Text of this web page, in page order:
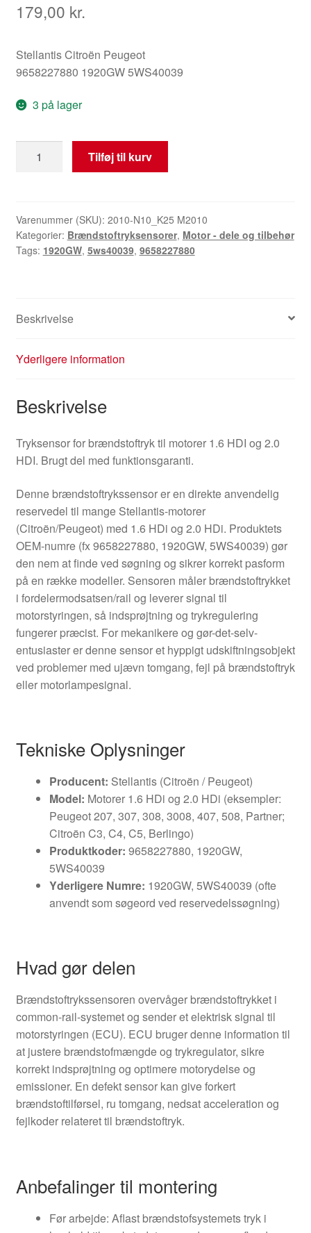
179,00 kr.
Stellantis Citroën Peugeot
9658227880 1920GW 5WS40039
3 på lager
Brændstoftryksensor
1920GW
antal
Tilføj til kurv
Varenummer (SKU): 2010-N10_K25 M2010
Kategorier: Brændstoftryksensorer, Motor - dele og tilbehør
Tags: 1920GW, 5ws40039, 9658227880
Beskrivelse
Yderligere information
Beskrivelse
Tryksensor for brændstoftryk til motorer 1.6 HDI og 2.0
HDI. Brugt del med funktionsgaranti.
Denne brændstoftrykssensor er en direkte anvendelig
reservedel til mange Stellantis-motorer
(Citroën/Peugeot) med 1.6 HDi og 2.0 HDi. Produktets
OEM-numre (fx 9658227880, 1920GW, 5WS40039) gør
den nem at finde ved søgning og sikrer korrekt pasform
på en række modeller. Sensoren måler brændstoftrykket
i fordelermodsatsen/rail og leverer signal til
motorstyringen, så indsprøjtning og trykregulering
fungerer præcist. For mekanikere og gør-det-selv-
entusiaster er denne sensor et hyppigt udskiftningsobjekt
ved problemer med ujævn tomgang, fejl på brændstoftryk
eller motorlampesignal.
Tekniske Oplysninger
Producent: Stellantis (Citroën / Peugeot)
Model: Motorer 1.6 HDi og 2.0 HDi (eksempler:
Peugeot 207, 307, 308, 3008, 407, 508, Partner;
Citroën C3, C4, C5, Berlingo)
Produktkoder: 9658227880, 1920GW,
5WS40039
Yderligere Numre: 1920GW, 5WS40039 (ofte
anvendt som søgeord ved reservedelssøgning)
Hvad gør delen
Brændstoftrykssensoren overvåger brændstoftrykket i
common-rail-systemet og sender et elektrisk signal til
motorstyringen (ECU). ECU bruger denne information til
at justere brændstofmængde og trykregulator, sikre
korrekt indsprøjtning og optimere motorydelse og
emissioner. En defekt sensor kan give forkert
brændstoftilførsel, ru tomgang, nedsat acceleration og
fejlkoder relateret til brændstoftryk.
Anbefalinger til montering
Før arbejde: Aflast brændstofsystemets tryk i